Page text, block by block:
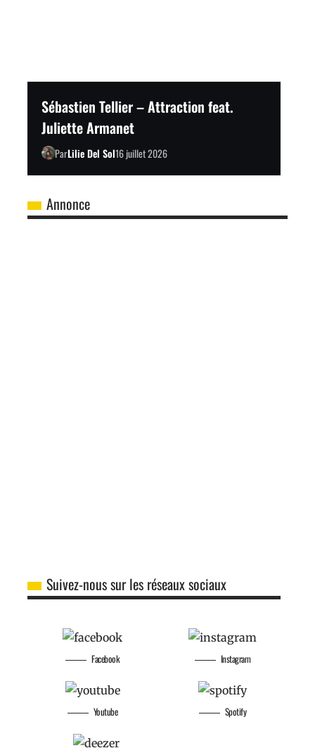
Sébastien Tellier – Attraction feat.
Juliette Armanet
ParLilie Del Sol16 juillet 2026
Annonce
Suivez-nous sur les réseaux sociaux
Facebook
Youtube
Instagram
Spotify